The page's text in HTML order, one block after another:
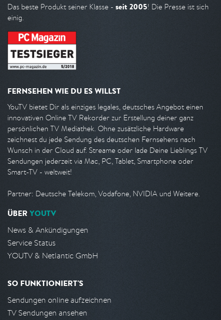
Das beste Produkt seiner Klasse - seit 2005! Die Presse ist sich
einig.
FERNSEHEN WIE DU ES WILLST
YouTV bietet Dir als einziges legales, deutsches Angebot einen
innovativen Online TV Rekorder zur Erstellung deiner ganz
persönlichen TV Mediathek. Ohne zusätzliche Hardware
zeichnest du jede Sendung des deutschen Fernsehens nach
Wunsch in der Cloud auf. Streame oder lade Deine Lieblings TV
Sendungen jederzeit via Mac, PC, Tablet, Smartphone oder
Smart-TV - weltweit!
Partner: Deutsche Telekom, Vodafone, NVIDIA und Weitere.
ÜBER YOUTV
News & Ankündigungen
Service Status
YOUTV & Netlantic GmbH
SO FUNKTIONIERT'S
Sendungen online aufzeichnen
TV Sendungen ansehen